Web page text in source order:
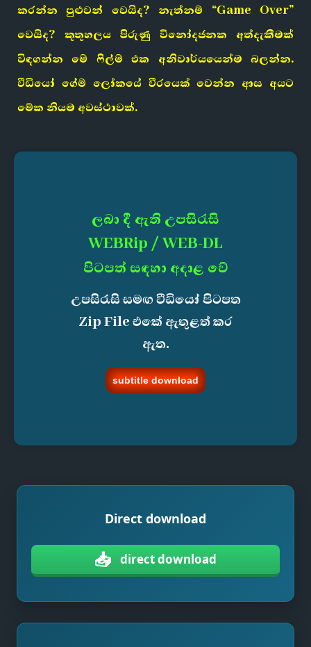
කරන්න පුළුවන් වෙයිද? නැත්නම් “Game Over”
වෙයිද? කුතුහලය පිරුණු විනෝදජනක අත්දැකීමක්
විඳගන්න මේ ෆිල්ම් එක අනිවාර්යයෙන්ම බලන්න.
වීඩියෝ ගේම් ලෝකයේ වීරයෙක් වෙන්න ආස අයට
මේක නියම අවස්ථාවක්.
ලබා දී ඇති උපසිරැසි
WEBRip / WEB-DL
පිටපත් සඳහා අදාළ වේ
උපසිරැසි සමඟ වීඩියෝ පිටපත
Zip File එකේ ඇතුළත් කර
ඇත.
subtitle download
Direct download
📥 direct download